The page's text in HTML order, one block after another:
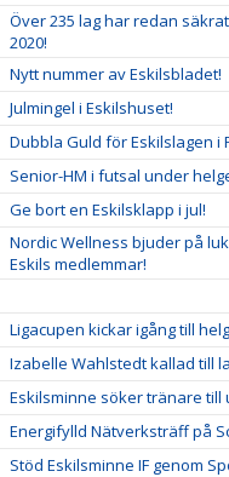
Över 235 lag har redan
2020!
Nytt nummer av Eskilsbladet!
Julmingel i Eskilshuset!
Dubbla Guld för Eskilslagen i
Senior-HM i futsal under
Ge bort en Eskilsklapp i jul!
Nordic Wellness bjuder på
Eskils medlemmar!
Ligacupen kickar igång till
Izabelle Wahlstedt kallad till
Eskilsminne söker tränare
Energifylld Nätverksträff på
Stöd Eskilsminne IF genom